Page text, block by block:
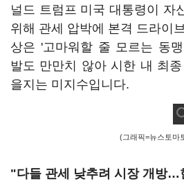
널드 트럼프 미국 대통령이 자
위해 관세 압박에 본격 드라이
상은 '고마워할 줄 모르는 동
발도 만만치 않아 시한 내 최
을지는 미지수입니다.
(그래픽=뉴스토마
"다들 관세 낮추려 시장 개방…